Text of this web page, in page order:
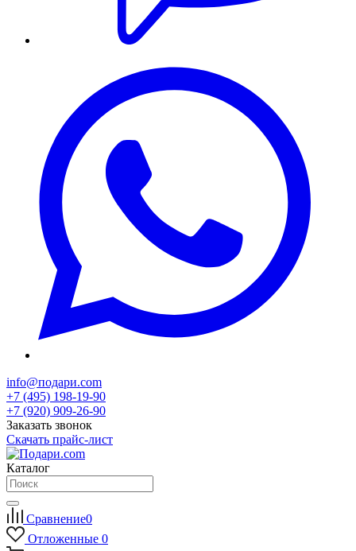
info@подари.com
+7 (495) 198-19-90
+7 (920) 909-26-90
Заказать звонок
Скачать прайс-лист
Каталог
Сравнение0
Отложенные 0